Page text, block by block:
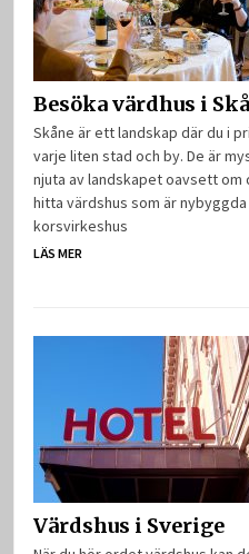
Besöka värdhus i
Skåne är ett landskap där du i
varje liten stad och by. De är
njuta av landskapet oavsett om
hitta värdshus som är
korsvirkeshus
LÄS MER
Värdshus i Sverige